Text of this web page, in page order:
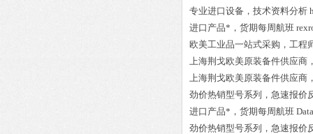
专业进口设备，技术资料分析
进口产品*，货期每周航班
欧美工业品一站式采购，工程
上海荆戈欧美原装备件供应商
上海荆戈欧美原装备件供应商
劲价热销型号系列，急速报价
进口产品*，货期每周航班
劲价热销型号系列，急速报价